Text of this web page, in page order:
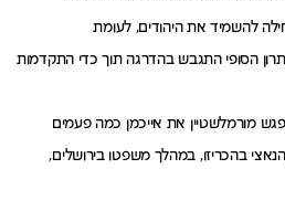
להשמיד את היהודים, לעומת
הסופי התגבש בהדרגה תוך כדי התקדמות
מורמלשטיין את אייכמן כמה פעמים
הנאצי בהכריזו, במהלך משפטו בירושלים,